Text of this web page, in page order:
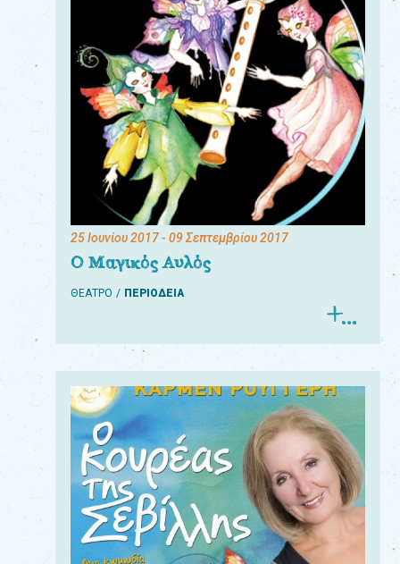
25 Ιουνίου 2017- 09 Σεπτεμβρίου 2017
Ο Μαγικός Αυλός
ΘΕΑΤΡΟ ΠΕΡΙΟΔΕΙΑ